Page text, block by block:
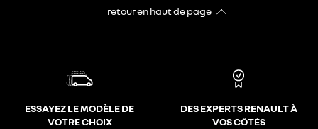
retour en haut de page​
ESSAYEZ LE MODÈLE DE
VOTRE CHOIX
DES EXPERTS RENAULT À
VOS CÔTÉS